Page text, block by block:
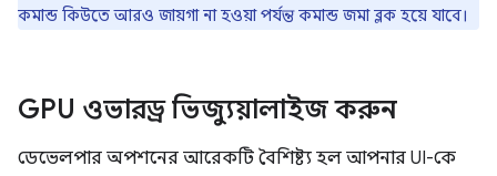
কমান্ড কিউতে আরও জায়গা না হওয়া পর্যন্ত কমান্ড জমা ব্লক হয়ে যাবে।
GPU ওভারড্র ভিজ্যুয়ালাইজ করুন
ডেভেলপার অপশনের আরেকটি বৈশিষ্ট্য হল আপনার UI-কে